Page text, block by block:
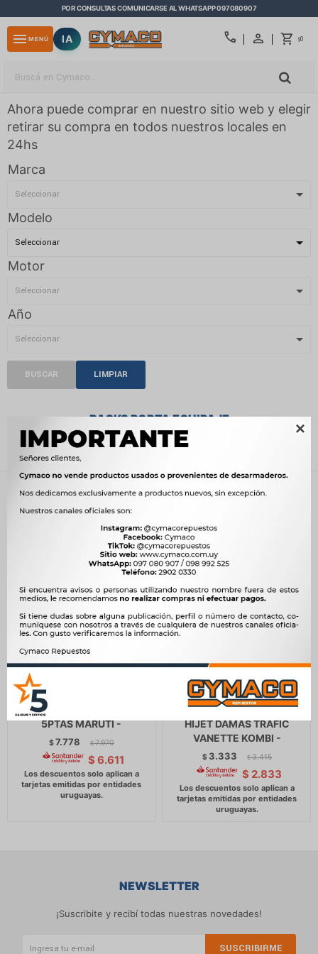

POR CONSULTAS COMUNICARSE AL WHATSAPP 097080907
call $0
menu MENÚ IA
Ahora puede comprar en nuestro sitio web y elegir
retirar su compra en todos nuestros locales en
24hs
Marca
Modelo
Motor
Año
BUSCAR LIMPIAR
RACKS PORTA EQUIPAJE
Filtrando por: Accesorios Racks porta equipaje
Compatibilidad:DAIHATSU
RACK PORTA EQUIPAJE
VOLKSWAGEN GOL 98
5PTAS MARUTI -
$7.778 $ 7.970
$ 6.611
RACK PORTA EQUIPAJE -
L300 TOPIC TOWNER
HIJET DAMAS TRAFIC
VANETTE KOMBI -
$ 3.333 $ 3.415
$ 2.833
NEWSLETTER
¡Suscribite y recibí todas nuestras novedades!
SUSCRIBIRME
close